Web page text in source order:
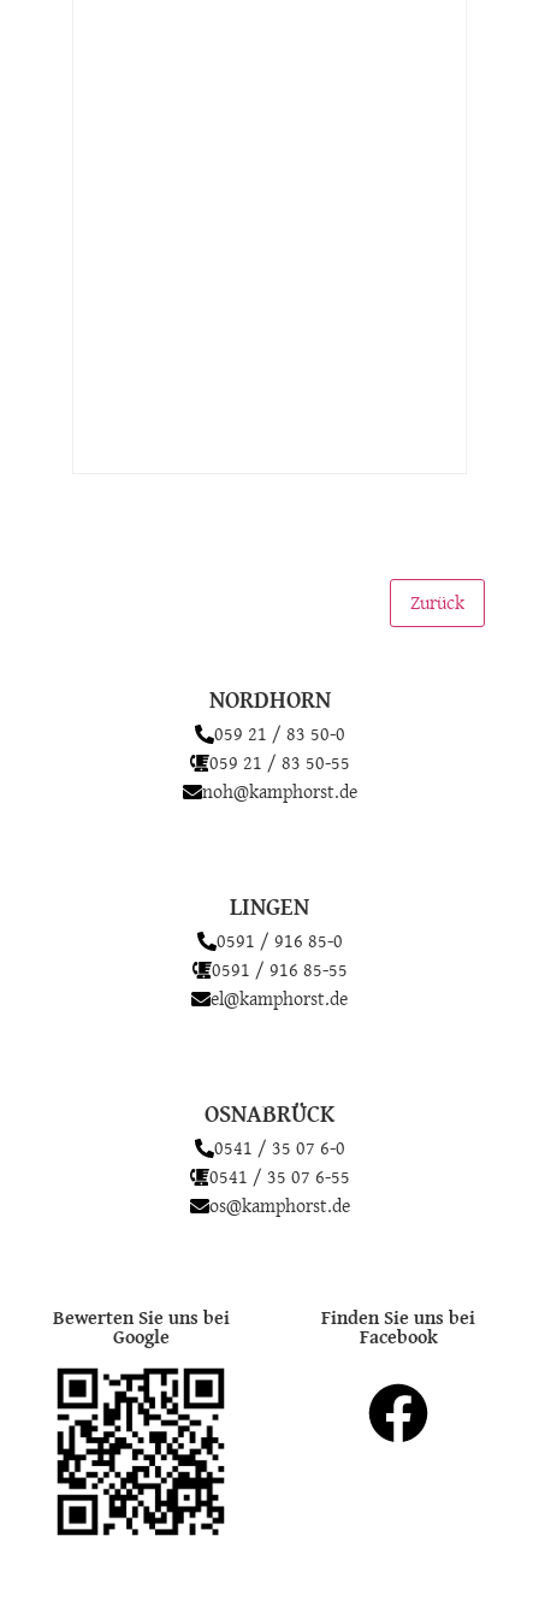
Zurück
NORDHORN
059 21 / 83 50-0
059 21 / 83 50-55
noh@kamphorst.de
LINGEN
0591 / 916 85-0
0591 / 916 85-55
el@kamphorst.de
OSNABRÜCK
0541 / 35 07 6-0
0541 / 35 07 6-55
os@kamphorst.de
Bewerten Sie uns bei
Google
Finden Sie uns bei
Facebook